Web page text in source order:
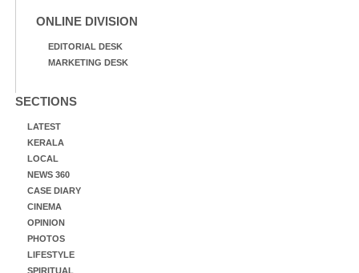
ONLINE DIVISION
EDITORIAL DESK
MARKETING DESK
SECTIONS
LATEST
KERALA
LOCAL
NEWS 360
CASE DIARY
CINEMA
OPINION
PHOTOS
LIFESTYLE
SPIRITUAL